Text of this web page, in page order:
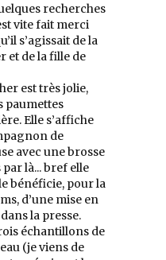
recherches
vite fait merci
s’agissait de la
et de la fille de
est très jolie,
paumettes
Elle s’affiche
de
avec une brosse
là... bref elle
bénéficie, pour la
d’une mise en
la presse.
échantillons de
(je viens de